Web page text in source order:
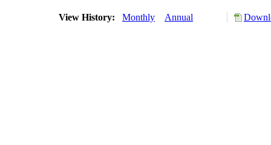
View History: Monthly Annual